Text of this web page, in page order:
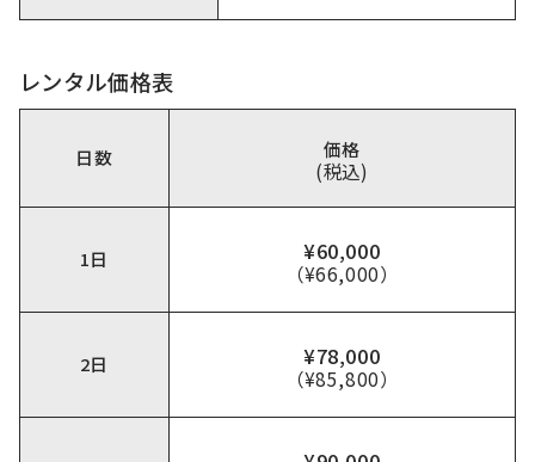
レンタル価格表
日数 価格
(税込)
1日 ¥60,000
（¥66,000）
2日 ¥78,000
（¥85,800）